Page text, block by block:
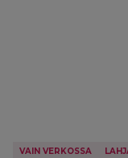
VAIN VERKOSSA